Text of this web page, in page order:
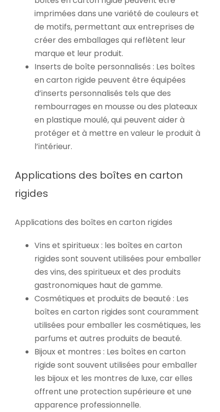
imprimées dans une variété de couleurs et
de motifs, permettant aux entreprises de
créer des emballages qui reflètent leur
marque et leur produit.
Inserts de boîte personnalisés : Les boîtes
en carton rigide peuvent être équipées
d’inserts personnalisés tels que des
rembourrages en mousse ou des plateaux
en plastique moulé, qui peuvent aider à
protéger et à mettre en valeur le produit à
l’intérieur.
Applications des boîtes en carton
rigides
Applications des boîtes en carton rigides
Vins et spiritueux : les boîtes en carton
rigides sont souvent utilisées pour emballer
des vins, des spiritueux et des produits
gastronomiques haut de gamme.
Cosmétiques et produits de beauté : Les
boîtes en carton rigides sont couramment
utilisées pour emballer les cosmétiques, les
parfums et autres produits de beauté.
Bijoux et montres : Les boîtes en carton
rigide sont souvent utilisées pour emballer
les bijoux et les montres de luxe, car elles
offrent une protection supérieure et une
apparence professionnelle.